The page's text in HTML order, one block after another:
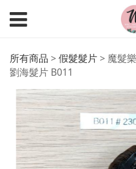
魔髮樂 韓
海 前額假
B011
所有商品 > 假髮髮片> 魔髮
劉海髮片 B011